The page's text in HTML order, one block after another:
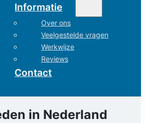
Informatie
Over ons
Veelgestelde vragen
Werkwijze
Reviews
Contact
in Nederland